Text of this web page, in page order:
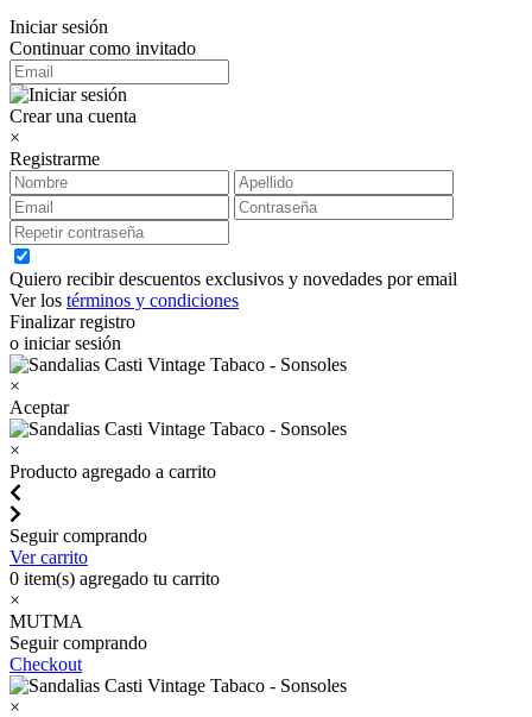
Iniciar sesión
Continuar como invitado
Crear una cuenta
×
Registrarme
Quiero recibir descuentos exclusivos y novedades por email
Ver los términos y condiciones
Finalizar registro
o iniciar sesión
×
Aceptar
×
Producto agregado a carrito
Seguir comprando
Ver carrito
0 item(s) agregado tu carrito
×
MUTMA
Seguir comprando
Checkout
×